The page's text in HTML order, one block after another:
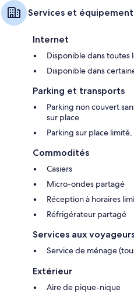
Services et
Internet
Disponible dans toutes
Disponible dans
Parking et transports
Parking non couvert
sur place
Parking sur place
Commodités
Casiers
Micro-ondes partagé
Réception à horaires
Réfrigérateur partagé
Services aux
Service de ménage
Extérieur
Aire de pique-nique